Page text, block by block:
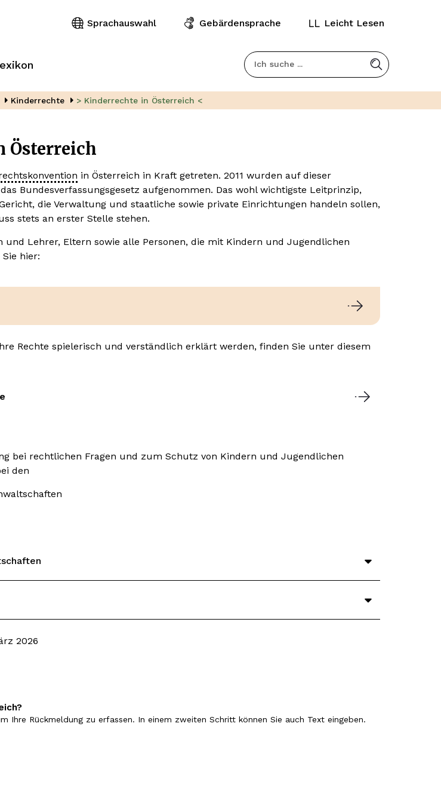
Sprachauswahl Gebärdensprache Leicht Lesen
Suchfeld
Kinderrechte > Kinderrechte in Österreich <
Österreich
in Österreich in Kraft getreten. 2011 wurden auf dieser
Bundesverfassungsgesetz aufgenommen. Das wohl wichtigste Leitprinzip,
die Verwaltung und staatliche sowie private Einrichtungen handeln sollen,
stets an erster Stelle stehen.
Lehrer, Eltern sowie alle Personen, die mit Kindern und Jugendlichen
hier:
Rechte spielerisch und verständlich erklärt werden, finden Sie unter diesem
bei rechtlichen Fragen und zum Schutz von Kindern und Jugendlichen
den
2026
Ihre Rückmeldung zu erfassen. In einem zweiten Schritt können Sie auch Text eingeben.